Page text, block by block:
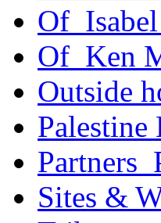
Of_Ken
Outside
Palestine
Sites &